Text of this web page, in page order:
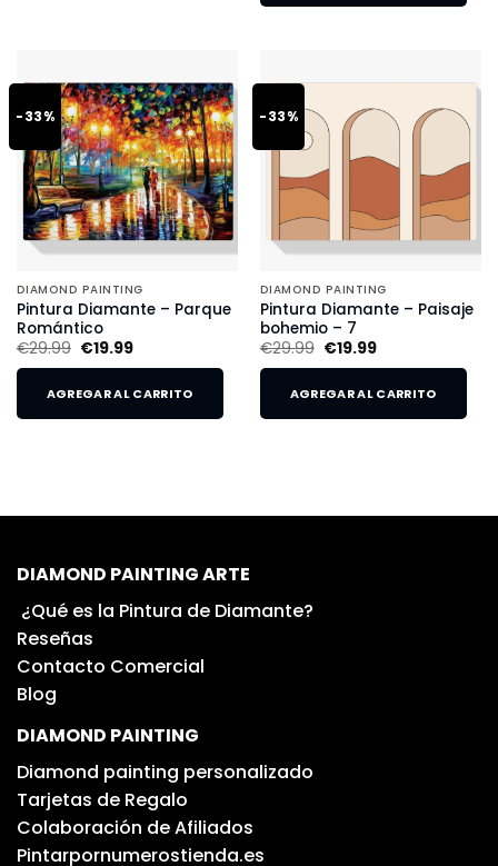
-33%
DIAMOND PAINTING
Pintura Diamante – Parque
Romántico
€29.99 €19.99
AGREGAR AL CARRITO
-33%
DIAMOND PAINTING
Pintura Diamante – Paisaje
bohemio – 7
€29.99 €19.99
AGREGAR AL CARRITO
DIAMOND PAINTING ARTE
¿Qué es la Pintura de Diamante?
Reseñas
Contacto Comercial
Blog
DIAMOND PAINTING
Diamond painting personalizado
Tarjetas de Regalo
Colaboración de Afiliados
Pintarpornumerostienda.es